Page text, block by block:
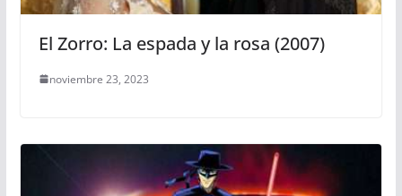
El Zorro: La espada y la rosa (2007)
noviembre 23, 2023